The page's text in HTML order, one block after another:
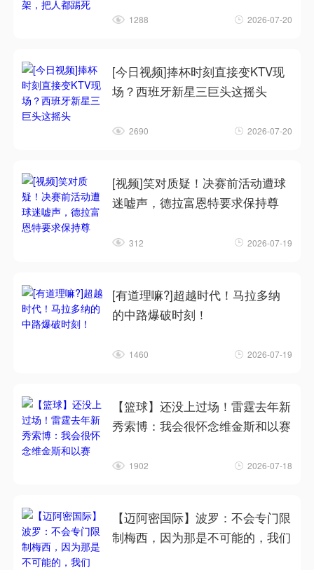
1288 2026-07-20
[今日视频]捧杯时刻直接变KTV现
场？西班牙新星三巨头这摇头
2690 2026-07-20
[视频]笑对质疑！决赛前活动遭球
迷嘘声，德拉富恩特要求保持尊
312 2026-07-19
[有道理嘛?]超越时代！马拉多纳
的中路爆破时刻！
1460 2026-07-19
【篮球】还没上过场！雷霆去年新
秀索博：我会很怀念维金斯和以赛
1902 2026-07-18
【迈阿密国际】波罗：不会专门限
制梅西，因为那是不可能的，我们